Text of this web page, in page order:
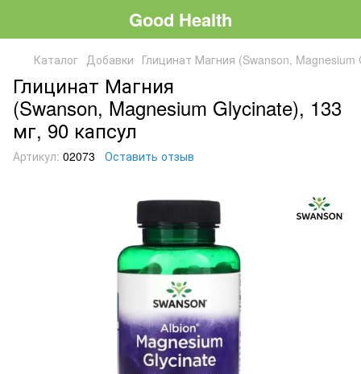
Good Health
Каталог Добавки Глицинат Магния (Swanson,
Глицинат Магния
(Swanson, Magnesium Glycinate), 133
мг, 90 капсул
Артикул: 02073 Оставить отзыв